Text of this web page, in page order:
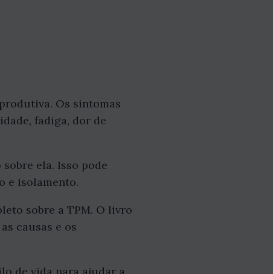
Os sintomas
fadiga, dor de
ela. Isso pode
e isolamento.
sobre a TPM. O livro
causas e os